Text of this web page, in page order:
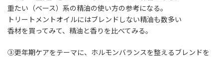
重たい（ベース）系の精油の使い方の参考になる。
トリートメントオイルにはブレンドしない精油も数多い
香材を買ってみて、精油と香りを比べてみる。
③更年期ケアをテーマに、ホルモンバランスを整えるブレンドを